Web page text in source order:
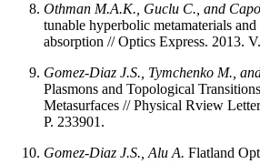
Othman M.A.K., Guclu C., and
tunable hyperbolic metamaterials
absorption // Optics Express. 2013.
Gomez-Diaz J.S., Tymchenko M.,
Plasmons and Topological
Metasurfaces // Physical Rview
P. 233901.
Gomez-Diaz J.S., Alu A. Flatland